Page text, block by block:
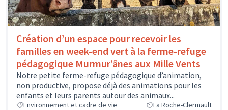
Création d’un espace pour recevoir les
familles en week-end vert à la ferme-refuge
pédagogique Murmur’ânes aux Mille Vents
Notre petite ferme-refuge pédagogique d’animation,
non productive, propose déjà des animations pour les
enfants et leurs parents autour des animaux...
Environnement et cadre de vie La Roche-Clermault